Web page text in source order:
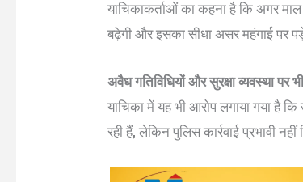
याचिकाकर्ताओं का कहना है कि अगर माल
बढ़ेगी और इसका सीधा असर महंगाई पर
अवैध गतिविधियों और सुरक्षा व्यवस्था पर
याचिका में यह भी आरोप लगाया गया है
रही हैं, लेकिन पुलिस कार्रवाई प्रभावी नहीं